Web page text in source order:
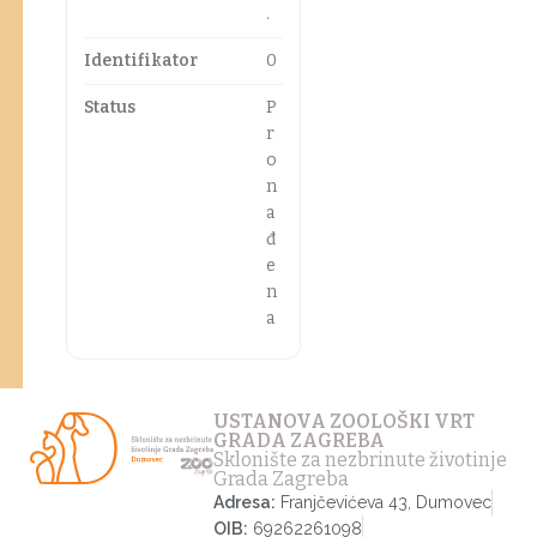
.
Identifikator 0
Status
P
r
o
n
a
đ
e
n
a
USTANOVA ZOOLOŠKI VRT
GRADA ZAGREBA
Sklonište za nezbrinute životinje
Grada Zagreba
Adresa: Franjčevićeva 43, Dumovec
OIB: 69262261098